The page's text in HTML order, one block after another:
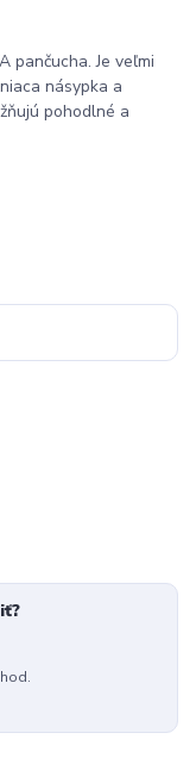
pančucha. Je veľmi
násypka a
pohodlné a